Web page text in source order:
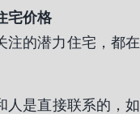
宅价格
注的潜力住宅，都在
人是直接联系的，如